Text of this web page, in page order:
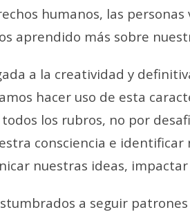
humanos, las
aprendido más sobre
a la creatividad y
hacer uso de esta
los rubros, no por
consciencia e
nuestras ideas,
a seguir